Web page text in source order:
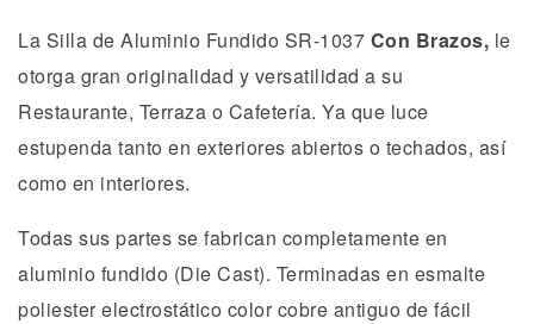
La Silla de Aluminio Fundido SR-1037 Con Brazos, le
otorga gran originalidad y versatilidad a su
Restaurante, Terraza o Cafetería. Ya que luce
estupenda tanto en exteriores abiertos o techados, así
como en interiores.
Todas sus partes se fabrican completamente en
aluminio fundido (Die Cast). Terminadas en esmalte
poliester electrostático color cobre antiguo de fácil